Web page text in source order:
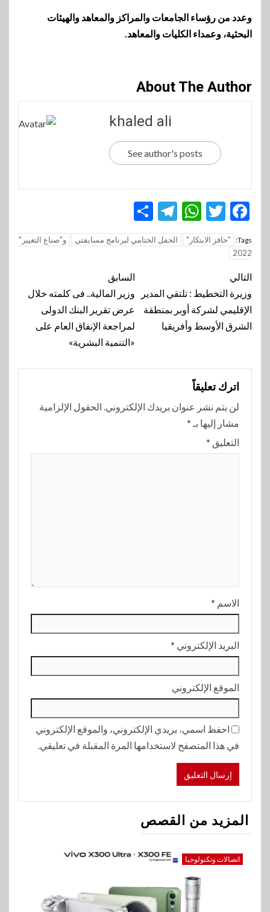
وعدد من رؤساء الجامعات والمراكز والمعاهد والهيئات
البحثية، وعمداء الكليات والمعاهد.
About The Author
khaled ali
See author's posts
Facebook
Twitter
WhatsApp
Telegram
Tags: "حافز الابتكار" الحفل الختامي لبرنامج مسابقتي
و"صناع التغيير"
2022
تنقل
المقالة
السابق
وزير المالية.. فى كلمته خلال
عرض تقرير البنك الدولى
لمراجعة الإنفاق العام على
«التنمية البشرية»
التالي
وزيرة التخطيط : تلتقي المدير
الإقليمي لشركة أوبر بمنطقة
الشرق الأوسط وأفريقيا
اترك تعليقاً
لن يتم نشر عنوان بريدك الإلكتروني. الحقول الإلزامية
مشار إليها بـ *
التعليق *
الاسم *
البريد الإلكتروني *
الموقع الإلكتروني
احفظ اسمي، بريدي الإلكتروني، والموقع الإلكتروني
في هذا المتصفح لاستخدامها المرة المقبلة في تعليقي.
المزيد من القصص
اتصالات وتكنولوجيا